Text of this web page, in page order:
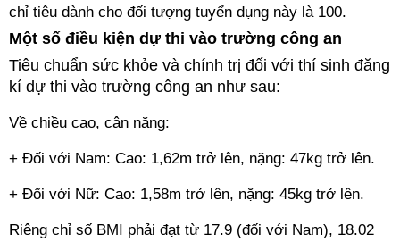
chỉ tiêu dành cho đối tượng tuyển dụng này là 100.
Một số điều kiện dự thi vào trường công an
Tiêu chuẩn sức khỏe và chính trị đối với thí sinh đăng
kí dự thi vào trường công an như sau:
Về chiều cao, cân nặng:
+ Đối với Nam: Cao: 1,62m trở lên, nặng: 47kg trở lên.
+ Đối với Nữ: Cao: 1,58m trở lên, nặng: 45kg trở lên.
Riêng chỉ số BMI phải đạt từ 17.9 (đối với Nam), 18.02